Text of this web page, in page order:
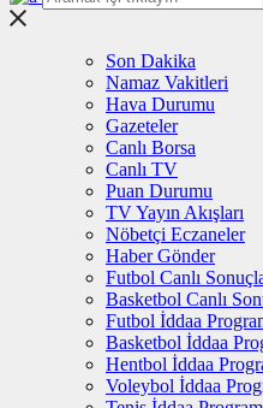
Son Dakika
Namaz Vakitleri
Hava Durumu
Gazeteler
Canlı Borsa
Canlı TV
Puan Durumu
TV Yayın Akışları
Nöbetçi Eczaneler
Haber Gönder
Futbol Canlı
Basketbol Canlı
Futbol İddaa
Basketbol İddaa
Hentbol İddaa
Voleybol İddaa